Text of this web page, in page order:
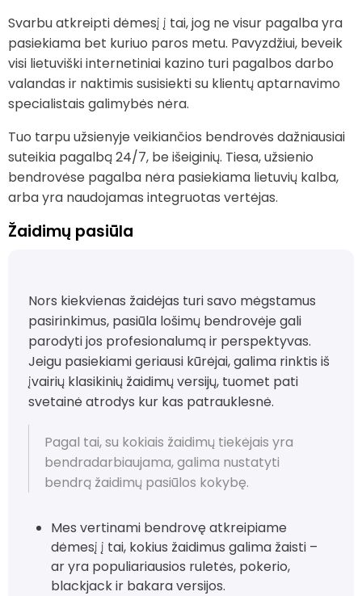
Svarbu atkreipti dėmesį į tai, jog ne visur pagalba yra
pasiekiama bet kuriuo paros metu. Pavyzdžiui, beveik
visi lietuviški internetiniai kazino turi pagalbos darbo
valandas ir naktimis susisiekti su klientų aptarnavimo
specialistais galimybės nėra.
Tuo tarpu užsienyje veikiančios bendrovės dažniausiai
suteikia pagalbą 24/7, be išeiginių. Tiesa, užsienio
bendrovėse pagalba nėra pasiekiama lietuvių kalba,
arba yra naudojamas integruotas vertėjas.
Žaidimų pasiūla
Nors kiekvienas žaidėjas turi savo mėgstamus
pasirinkimus, pasiūla lošimų bendrovėje gali
parodyti jos profesionalumą ir perspektyvas.
Jeigu pasiekiami geriausi kūrėjai, galima rinktis iš
įvairių klasikinių žaidimų versijų, tuomet pati
svetainė atrodys kur kas patrauklesnė.
Pagal tai, su kokiais žaidimų tiekėjais yra
bendradarbiaujama, galima nustatyti
bendrą žaidimų pasiūlos kokybę.
Mes vertinami bendrovę atkreipiame
dėmesį į tai, kokius žaidimus galima žaisti –
ar yra populiariausios ruletės, pokerio,
blackjack ir bakara versijos.